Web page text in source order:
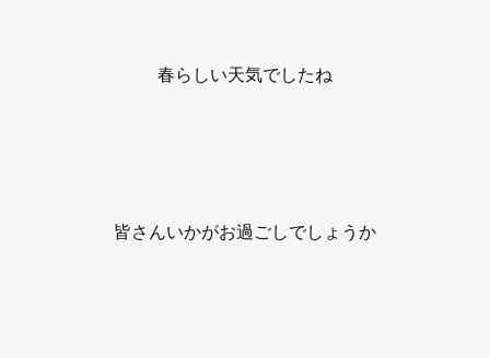
春らしい天気でしたね
皆さんいかがお過ごしでしょうか